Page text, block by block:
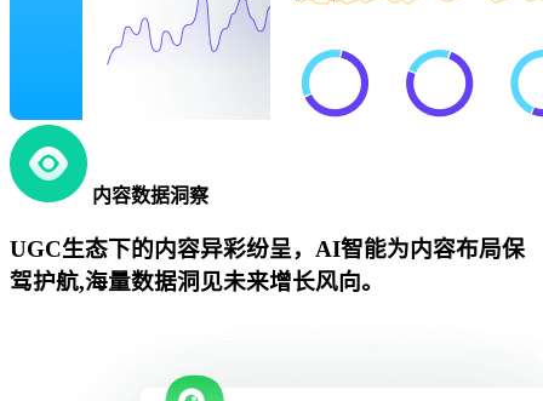
内容数据洞察
UGC生态下的内容异彩纷呈，AI智能为内容布局保
驾护航,海量数据洞见未来增长风向。